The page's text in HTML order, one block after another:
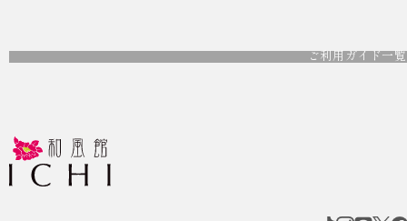
ご利用ガイド一